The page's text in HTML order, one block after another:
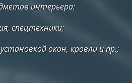
интерьера;
спецтехники;
окон, кровли и пр.;